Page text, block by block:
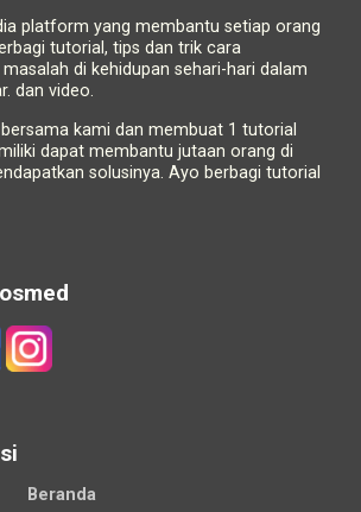
platform yang membantu setiap orang
tutorial, tips dan trik cara
di kehidupan sehari-hari dalam
dan video.
kami dan membuat 1 tutorial
dapat membantu jutaan orang di
solusinya. Ayo berbagi tutorial
Beranda